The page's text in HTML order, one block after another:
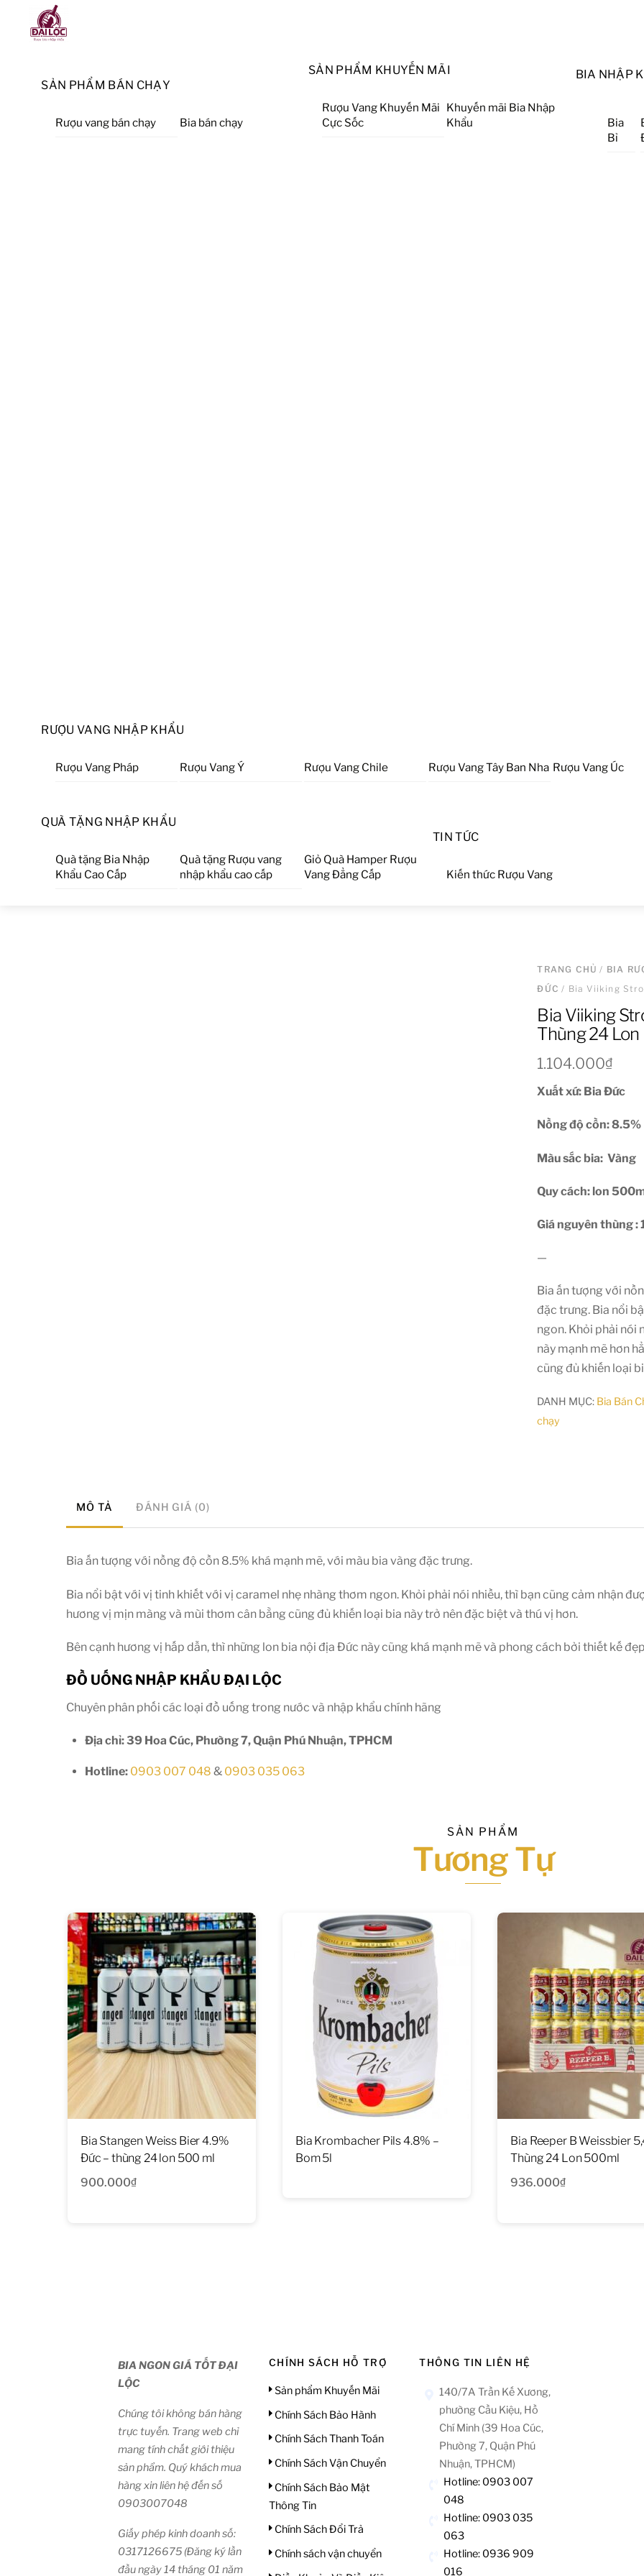
Menu
SẢN PHẨM BÁN CHẠY
Rượu vang bán chạy Bia bán chạy
SẢN PHẨM KHUYẾN MÃI
Rượu Vang Khuyến Mãi
Cực Sốc
Khuyến mãi Bia Nhập
Khẩu
BIA NHẬP
Bia
Bỉ
RƯỢU VANG NHẬP KHẨU
Rượu Vang Pháp Rượu Vang Ý Rượu Vang Chile Rượu Vang Tây Ban Nha Rượu Vang Úc
QUÀ TẶNG NHẬP KHẨU
Quà tặng Bia Nhập
Khẩu Cao Cấp
Quà tặng Rượu vang
nhập khẩu cao cấp
Giỏ Quà Hamper Rượu
Vang Đẳng Cấp
TIN TỨC
Kiến thức Rượu Vang
TRANG CHỦ / BIA
ĐỨC / Bia Viiking
Bia Viiking
Thùng 24 Lon
1.104.000₫
Xuất xứ: Bia Đức
Nồng độ cồn: 8.5%
Màu sắc bia: Vàng
Quy cách: lon
Giá nguyên thùng
—
Bia ấn tượng với
đặc trưng. Bia nổi
ngon. Khỏi phải nói
này mạnh mẽ hơn
cũng đủ khiến loại
DANH MỤC: Bia Bán
chạy
MÔ TẢ ĐÁNH GIÁ (0)
Bia ấn tượng với nồng độ cồn 8.5% khá mạnh mẽ, với màu bia vàng đặc trưng.
Bia nổi bật với vị tinh khiết với vị caramel nhẹ nhàng thơm ngon. Khỏi phải nói nhiều, thì bạn cũng cảm nhận
hương vị mịn màng và mùi thơm cân bằng cũng đủ khiến loại bia này trở nên đặc biệt và thú vị hơn.
Bên cạnh hương vị hấp dẫn, thì những lon bia nội địa Đức này cũng khá mạnh mẽ và phong cách bởi thiết kế
ĐỒ UỐNG NHẬP KHẨU ĐẠI LỘC
Chuyên phân phối các loại đồ uống trong nước và nhập khẩu chính hãng
Địa chỉ: 39 Hoa Cúc, Phường 7, Quận Phú Nhuận, TPHCM
Hotline: 0903 007 048 & 0903 035 063
SẢN PHẨM
Tương Tự
Bia Stangen Weiss Bier 4.9%
Đức – thùng 24 lon 500 ml
900.000₫
Bia Krombacher Pils 4.8% –
Bom 5l
Bia Reeper B Weissbier
Thùng 24 Lon 500ml
936.000₫
BIA NGON GIÁ TỐT ĐẠI
LỘC
Chúng tôi không bán hàng
trực tuyến. Trang web chỉ
mang tính chất giới thiệu
sản phẩm. Quý khách mua
hàng xin liên hệ đến số
0903007048
Giấy phép kinh doanh số:
0317126675 (Đăng ký lần
đầu ngày 14 tháng 01 năm
CHÍNH SÁCH HỖ TRỢ
Sản phẩm Khuyến Mãi
Chính Sách Bảo Hành
Chính Sách Thanh Toán
Chính Sách Vận Chuyển
Chính Sách Bảo Mật
Thông Tin
Chính Sách Đổi Trả
Chính sách vận chuyển
THÔNG TIN LIÊN HỆ
140/7A Trần Kế Xương,
phường Cầu Kiệu, Hồ
Chí Minh (39 Hoa Cúc,
Phường 7, Quận Phú
Nhuận, TPHCM)
Hotline: 0903 007
048
Hotline: 0903 035
063
Hotline: 0936 909
016